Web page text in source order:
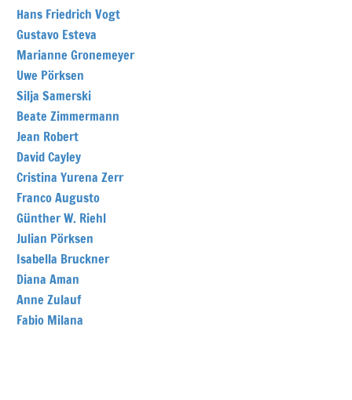
Hans Friedrich Vogt
Gustavo Esteva
Marianne Gronemeyer
Uwe Pörksen
Silja Samerski
Beate Zimmermann
Jean Robert
David Cayley
Cristina Yurena Zerr
Franco Augusto
Günther W. Riehl
Julian Pörksen
Isabella Bruckner
Diana Aman
Anne Zulauf
Fabio Milana